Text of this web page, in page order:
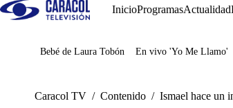
InicioProgramasActualidad
Juegos
Bebé de Laura Tobón En vivo 'Yo Me Llamo'
Caracol TV / Contenido / Ismael hace un